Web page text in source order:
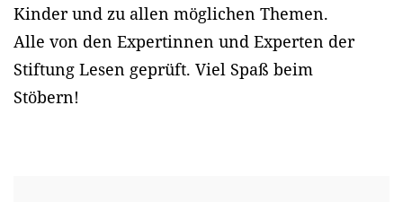
Kinder und zu allen möglichen Themen.
Alle von den Expertinnen und Experten der
Stiftung Lesen geprüft. Viel Spaß beim
Stöbern!